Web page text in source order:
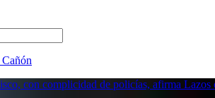
con complicidad de policías, afirma Lazos